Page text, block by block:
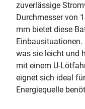
zuverlässige
Durchmesser von
mm bietet diese
Einbausituationen.
was sie leicht und
mit einem U-
eignet sich ideal
Energiequelle